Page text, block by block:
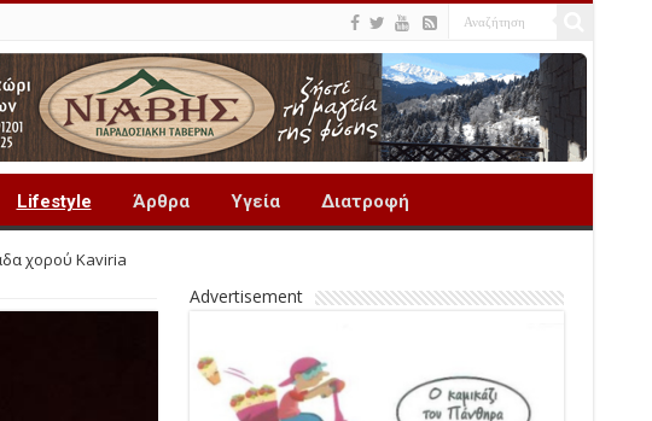
Lifestyle Άρθρα Υγεία Διατροφή
χορού Kaviria
Advertisement